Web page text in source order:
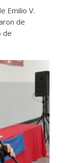
Emilio V.
de
de